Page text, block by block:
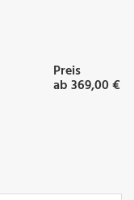
Preis
ab 369,00 €